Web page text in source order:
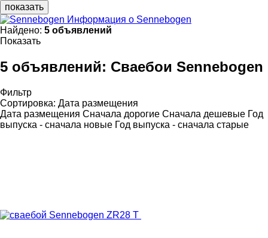
показать
Информация о Sennebogen
Найдено: 5 объявлений
Показать
5 объявлений: Сваебои Sennebogen
Фильтр
Сортировка: Дата размещения
Дата размещения Сначала дорогие Сначала дешевые Год
выпуска - сначала новые Год выпуска - сначала старые